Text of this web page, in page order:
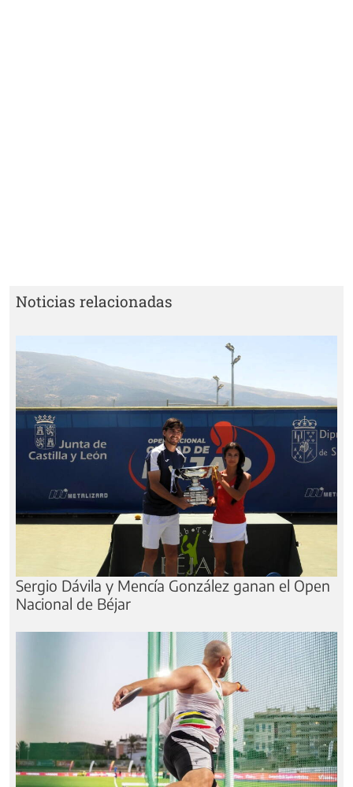
Noticias relacionadas
Sergio Dávila y Mencía González ganan el Open
Nacional de Béjar